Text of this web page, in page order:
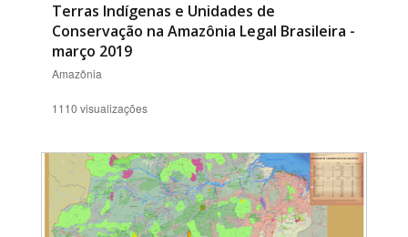
Terras Indígenas e Unidades de
Conservação na Amazônia Legal Brasileira -
março 2019
Amazônia
1110 visualizações